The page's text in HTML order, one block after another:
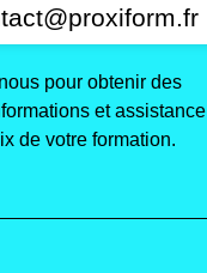
pour obtenir des
et assistance
de votre formation.